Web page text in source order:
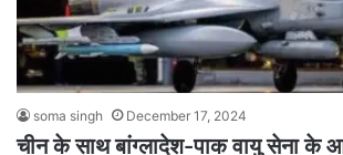
soma singh December 17, 2024
चीन के साथ बांग्लादेश-पाक वायु सेना के